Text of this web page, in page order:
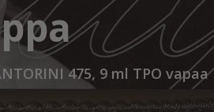
475, 9 ml TPO vapaa